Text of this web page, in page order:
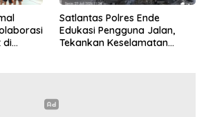
di
Satlantas Polres Ende
Edukasi Pengguna Jalan,
Tekankan Keselamatan